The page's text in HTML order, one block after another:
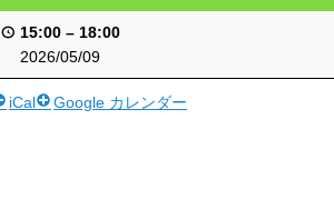
15:00 – 18:00
2026/05/09
iCal Google カレンダー